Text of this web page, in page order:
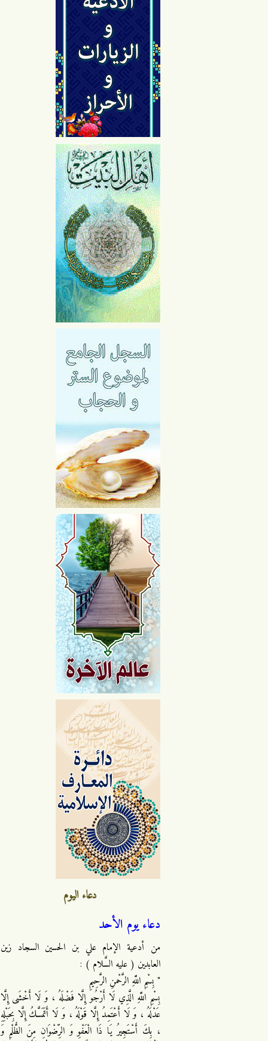
دعاء اليوم
دعاء يوم الأحد
من أدعية الإمام علي بن الحسين السجاد زين
العابدين ( عليه السَّلام ) :
" بِسْمِ اللَّهِ الرَّحْمنِ الرَّحِيمِ
بِسْمِ اللَّهِ الَّذِي لَا أَرْجُو إِلَّا فَضْلَهُ ، وَ لَا أَخْشَى إِلَّا
عَدْلَهُ ، وَ لَا أَعْتَمِدُ إِلَّا قَوْلَهُ ، وَ لَا أَتَمَسَّكُ إِلَّا بِحَبْلِهِ
، بِكَ أَسْتَجِيرُ يَا ذَا الْعَفْوِ وَ الرِّضْوَانِ مِنَ الظُّلْمِ وَ